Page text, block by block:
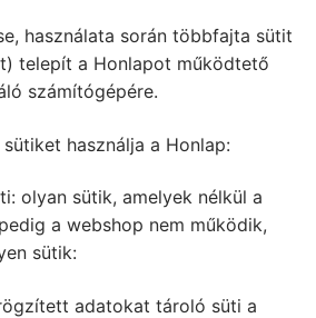
használata során többfajta sütit
telepít a Honlapot működtető
számítógépére.
használja a Honlap:
sütik, amelyek nélkül a
a webshop nem működik,
sütik:
adatokat tároló süti a